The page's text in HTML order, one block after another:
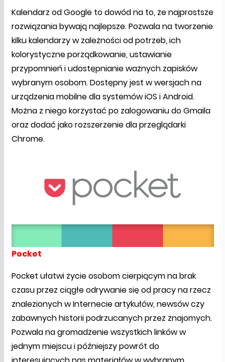
Kalendarz od Google to dowód na to, że najprostsze
rozwiązania bywają najlepsze. Pozwala na tworzenie
kilku kalendarzy w zależności od potrzeb, ich
kolorystyczne porządkowanie, ustawianie
przypomnień i udostępnianie ważnych zapisków
wybranym osobom. Dostępny jest w wersjach na
urządzenia mobilne dla systemów iOS i Android.
Można z niego korzystać po zalogowaniu do Gmaila
oraz dodać jako rozszerzenie dla przeglądarki
Chrome.
Pocket
Pocket ułatwi życie osobom cierpiącym na brak
czasu przez ciągłe odrywanie się od pracy na rzecz
znalezionych w Internecie artykułów, newsów czy
zabawnych historii podrzucanych przez znajomych.
Pozwala na gromadzenie wszystkich linków w
jednym miejscu i późniejszy powrót do